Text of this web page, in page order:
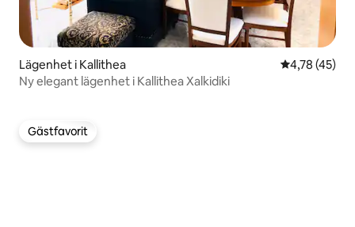
Lägenhet i Kallithea 4,78 av 5 i
4,78 (45)
Ny elegant lägenhet i Kallithea Xalkidiki
Gästfavorit
Gästfavorit